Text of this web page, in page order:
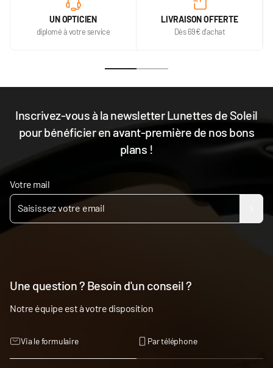
UN OPTICIEN
diplomé à votre service
LIVRAISON OFFERTE
Dès 69€ d'achat
Inscrivez-vous à la newsletter Lunettes de Soleil
pour bénéficier en avant-première de nos bons
plans !
Votre mail
Une question ? Besoin d'un conseil ?
Notre équipe est à votre disposition
Via le formulaire Par téléphone